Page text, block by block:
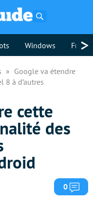
Windows >
Google va étendre
à d’autres
cette
des
0